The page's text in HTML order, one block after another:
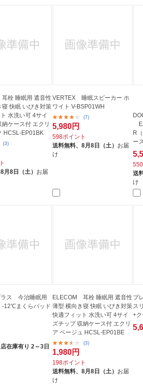
栓 睡眠用 遮音性
寝 快眠 いびき対策
水洗い可 4サイ
納ケース付 エクリ
HCSL-EP01BK
(3)
8月8日（土） お届
VERTEX 睡眠スピーカー ホ
ワイト V-BSP01WH
(7)
5,980円
598ポイント
送料無料、 8月8日（土） お届
け
R
ー
送
け
ラス 今治睡眠用
-12℃まくらパッド
店在庫有り 2～3日
ELECOM 耳栓 睡眠用 遮音性
薄型 横向き寝 快眠 いびき対策
快適フィット 水洗い可 4サイ
ズチップ 収納ケース付 エクリ
ア ベージュ HCSL-EP01BE
(3)
1,980円
198ポイント
送料無料、 8月8日（土） お届
け
ブ
ス
+ク